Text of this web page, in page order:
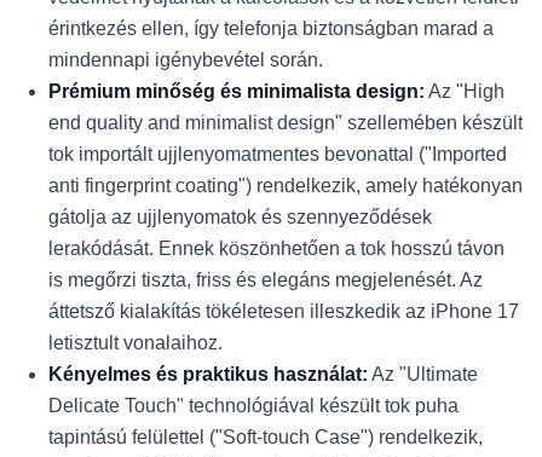
érintkezés ellen, így telefonja biztonságban marad a
mindennapi igénybevétel során.
Prémium minőség és minimalista design: Az "High
end quality and minimalist design" szellemében készült
tok importált ujjlenyomatmentes bevonattal ("Imported
anti fingerprint coating") rendelkezik, amely hatékonyan
gátolja az ujjlenyomatok és szennyeződések
lerakódását. Ennek köszönhetően a tok hosszú távon
is megőrzi tiszta, friss és elegáns megjelenését. Az
áttetsző kialakítás tökéletesen illeszkedik az iPhone 17
letisztult vonalaihoz.
Kényelmes és praktikus használat: Az "Ultimate
Delicate Touch" technológiával készült tok puha
tapintású felülettel ("Soft-touch Case") rendelkezik,